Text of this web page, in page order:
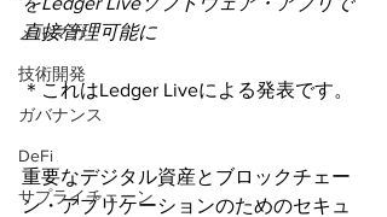
メルマガ
技術開発
ガバナンス
DeFi
サプライチェーン
直接管理可能に
＊これはLedger Liveによる発表です。
重要なデジタル資産とブロックチェー
ン・アプリケーションのためのセキュ